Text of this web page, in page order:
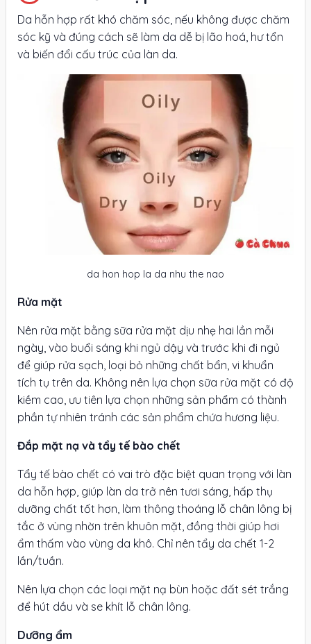
Da hỗn hợp rất khó chăm sóc, nếu không được chăm
sóc kỹ và đúng cách sẽ làm da dễ bị lão hoá, hư tổn
và biến đổi cấu trúc của làn da.
da hon hop la da nhu the nao
Rửa mặt
Nên rửa mặt bằng sữa rửa mặt dịu nhẹ hai lần mỗi
ngày, vào buổi sáng khi ngủ dậy và trước khi đi ngủ
để giúp rửa sạch, loại bỏ những chất bẩn, vi khuẩn
tích tụ trên da. Không nên lựa chọn sữa rửa mặt có độ
kiềm cao, ưu tiên lựa chọn những sản phẩm có thành
phần tự nhiên tránh các sản phẩm chứa hương liệu.
Đắp mặt nạ và tẩy tế bào chết
Tẩy tế bào chết có vai trò đặc biệt quan trọng với làn
da hỗn hợp, giúp làn da trở nên tươi sáng, hấp thụ
dưỡng chất tốt hơn, làm thông thoáng lỗ chân lông bị
tắc ở vùng nhờn trên khuôn mặt, đồng thời giúp hơi
ẩm thấm vào vùng da khô. Chỉ nên tẩy da chết 1-2
lần/tuần.
Nên lựa chọn các loại mặt nạ bùn hoặc đất sét trắng
để hút dầu và se khít lỗ chân lông.
Dưỡng ẩm